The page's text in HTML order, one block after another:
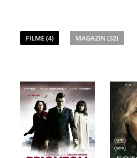
FILME (4) MAGAZIN (32)